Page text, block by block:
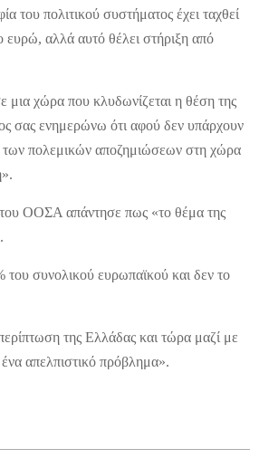
του πολιτικού συστήματος έχει ταχθεί
ευρώ, αλλά αυτό θέλει στήριξη από
μια χώρα που κλυδωνίζεται η θέση της
σας ενημερώνω ότι αφού δεν υπάρχουν
των πολεμικών αποζημιώσεων στη χώρα
ΟΟΣΑ απάντησε πως «το θέμα της
του συνολικού ευρωπαϊκού και δεν το
της Ελλάδας και τώρα μαζί με
ένα απελπιστικό πρόβλημα».